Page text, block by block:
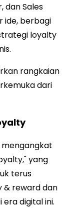
dan Sales
ide, berbagi
loyalty
rangkaian
dari
mengangkat
yang
terus
& reward dan
digital ini.